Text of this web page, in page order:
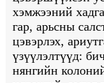
хэмжээний
гар, арьсны
цэвэрлэх,
үзүүлэлтүүд:
нянгийн